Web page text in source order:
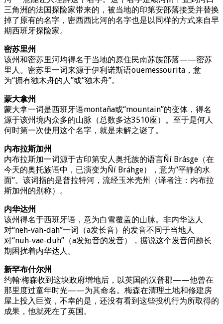
三角洲的法国探险家带来的，被当地的印第安部落接受并替换
掉了原有的名字，密西西比河的名字也是以同样的方式来自早
期西班牙探险家。
密苏里州
该州和密苏里河均得名于当地的原住民南苏族部落——密苏
里人。密苏里一词来源于伊利诺斯语ouemessourita，意
为“拥有独木舟的人”或“独木舟”。
蒙大拿州
蒙大拿一词是西班牙语montaña或“mountain”的变体，得名
源于该州境内众多的山脉（总数多达3510座）。至于是何人
何时第一次使用这个名字，就是未解之谜了。
内布拉斯加州
内布拉斯加一词源于古印第安人奥托族的语言Ñí Brásge（在
今天的奥托族语中，已演变为Ñí Bráhge），意为“平静的水
面”。该词指的是普拉特河，流经玉米壳州（译者注：内布拉
斯加州的别称）。
内华达州
该州得名于西班牙语，意为白雪覆盖的山脉。非内华达人
对“neh-vah-dah”一词（a发长音）的发音不同于当地人
对“nuh-vae-duh”（a发短音的发音），据说这个发音问题长
期困扰着内华达人。
新罕布什尔州
约翰·梅森收到这块政府增地后，以英国的汉普郡——他曾在
那里度过童年时光——为其命名。梅森在清理土地和修建房
屋上投入巨资，不幸的是，还没有看到这些投机行为所取得的
成果，他就死在了英国。